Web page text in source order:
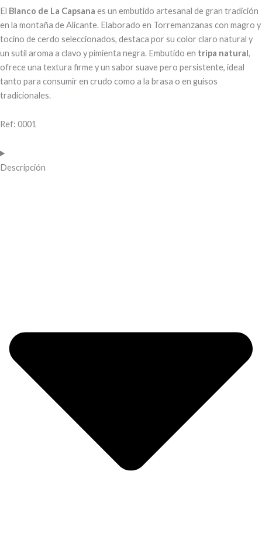
34,10 €
El Blanco de La Capsana es un embutido artesanal de gran tradición
en la montaña de Alicante. Elaborado en Torremanzanas con magro y
tocino de cerdo seleccionados, destaca por su color claro natural y
un sutil aroma a clavo y pimienta negra. Embutido en tripa natural,
ofrece una textura firme y un sabor suave pero persistente, ideal
tanto para consumir en crudo como a la brasa o en guisos
tradicionales.
Ref: 0001
Descripción